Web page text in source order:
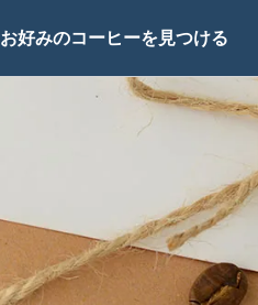
シュガー・フレッシュ・シロ
コーヒー器具
お好みのコーヒーを見つける